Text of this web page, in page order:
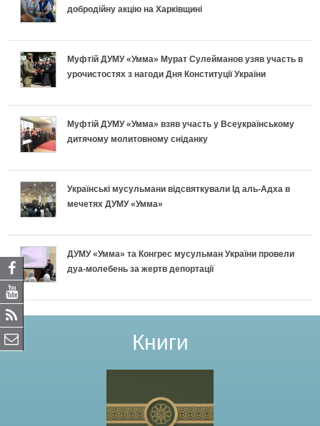
добродійну акцію на Харківщині
Муфтій ДУМУ «Умма» Мурат Сулейманов узяв участь в
урочистостях з нагоди Дня Конституції України
Муфтій ДУМУ «Умма» взяв участь у Всеукраїнському
дитячому молитовному сніданку
Українські мусульмани відсвяткували Ід аль-Адха в
мечетях ДУМУ «Умма»
ДУМУ «Умма» та Конгрес мусульман України провели
дуа-молебень за жертв депортації
Книги